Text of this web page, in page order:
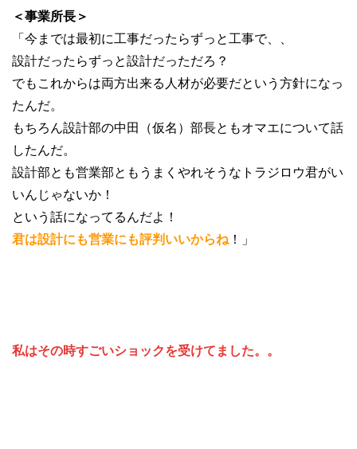
＜事業所長＞
「今までは最初に工事だったらずっと工事で、、
設計だったらずっと設計だっただろ？
でもこれからは両方出来る人材が必要だという方針になっ
たんだ。
もちろん設計部の中田（仮名）部長ともオマエについて話
したんだ。
設計部とも営業部ともうまくやれそうなトラジロウ君がい
いんじゃないか！
という話になってるんだよ！
君は設計にも営業にも評判いいからね ！」
私はその時すごいショックを受けてました。。